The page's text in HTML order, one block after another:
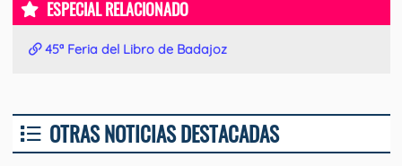
ESPECIAL RELACIONADO
45ª Feria del Libro de Badajoz
OTRAS NOTICIAS DESTACADAS